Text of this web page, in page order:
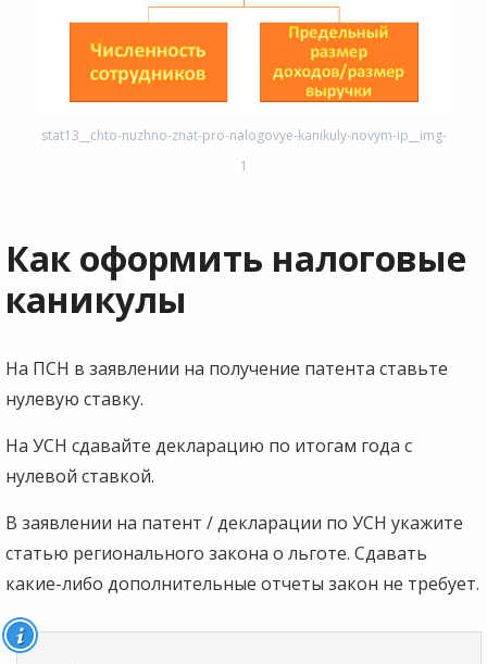
stat13__chto-nuzhno-znat-pro-nalogovye-kanikuly-novym-ip__img-
1
Как оформить налоговые
каникулы
На ПСН в заявлении на получение патента ставьте
нулевую ставку.
На УСН сдавайте декларацию по итогам года с
нулевой ставкой.
В заявлении на патент / декларации по УСН укажите
статью регионального закона о льготе. Сдавать
какие-либо дополнительные отчеты закон не требует.